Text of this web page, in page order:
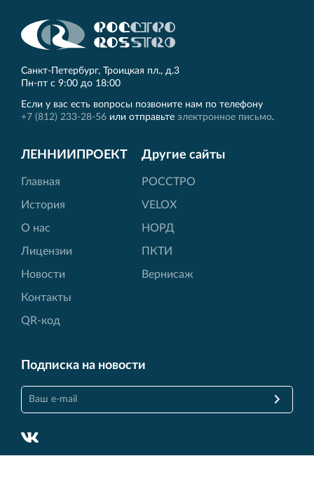
Санкт‐Петербург, Троицкая пл., д.3
Пн‐пт с 9:00 до 18:00
Если у вас есть вопросы позвоните нам по телефону
+7 (812) 233-28-56 или отправьте электронное письмо.
ЛЕННИИПРОЕКТ
Главная
История
О нас
Лицензии
Новости
Контакты
QR-код
Другие сайты
РОССТРО
VELOX
НОРД
ПКТИ
Вернисаж
Подписка на новости